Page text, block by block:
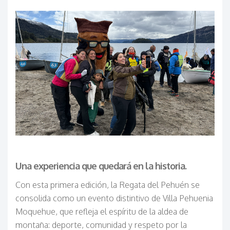
Una experiencia que quedará en la historia.
Con esta primera edición, la Regata del Pehuén se
consolida como un evento distintivo de Villa Pehuenia
Moquehue, que refleja el espíritu de la aldea de
montaña: deporte, comunidad y respeto por la